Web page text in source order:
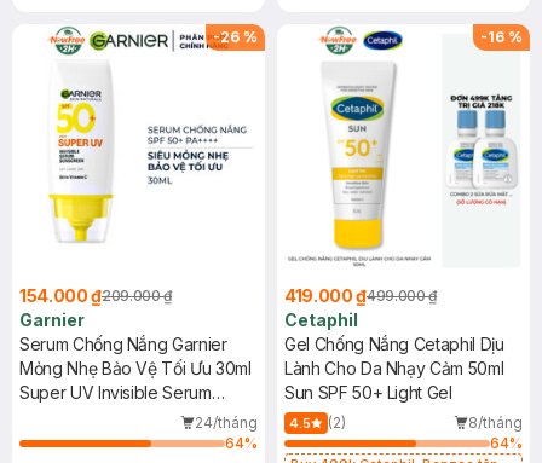
-26 %
154.000 ₫209.000 ₫
Garnier
Serum Chống Nắng Garnier
Mỏng Nhẹ Bảo Vệ Tối Ưu 30ml
Super UV Invisible Serum
Sunscreen SPF50+ PA++++
24/tháng
64%
-16 %
419.000 ₫499.000 ₫
Cetaphil
Gel Chống Nắng Cetaphil Dịu
Lành Cho Da Nhạy Cảm 50ml
Sun SPF 50+ Light Gel
4.5 (2)
8/tháng
64%